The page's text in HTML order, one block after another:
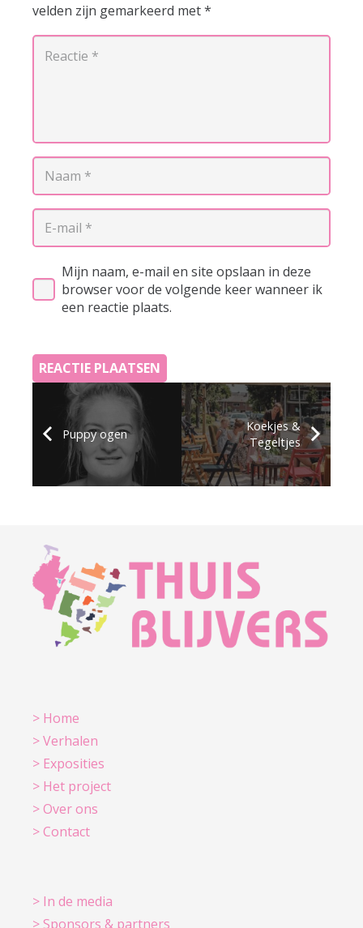
velden zijn gemarkeerd met*
Mijn naam, e-mail en site opslaan in deze
browser voor de volgende keer wanneer ik
een reactie plaats.
REACTIE PLAATSEN
Puppy ogen
Koekjes &
Tegeltjes
> Home
> Verhalen
> Exposities
> Het project
> Over ons
> Contact
> In de media
> Sponsors & partners